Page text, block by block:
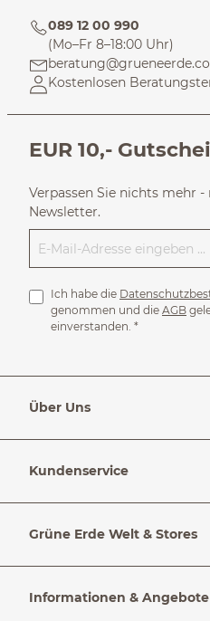
089 12 00 990
(Mo–Fr 8–18:00 Uhr)
Kostenlosen
EUR 10,-
Verpassen Sie nichts mehr
Newsletter.
Ich habe die
genommen und die AGB
einverstanden. *
Über Uns
Kundenservice
Grüne Erde Welt & Stores
Informationen & Angebote